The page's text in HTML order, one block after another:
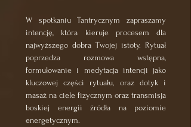
W spotkaniu Tantrycznym zapraszamy
intencję, która kieruje procesem dla
najwyższego dobra Twojej istoty. Rytuał
poprzedza rozmowa wstępna,
formułowanie i medytacja intencji jako
kluczowej części rytuału, oraz dotyk i
masaż na ciele fizycznym oraz transmisja
boskiej energii źródła na poziomie
energetycznym.